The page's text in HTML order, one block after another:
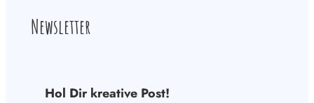
Newsletter
Hol Dir kreative Post!